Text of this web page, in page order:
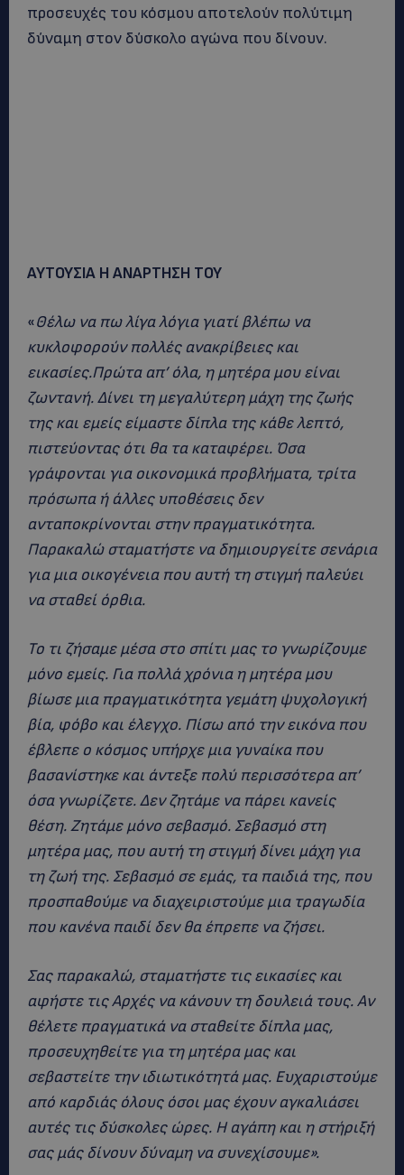
προσευχές του κόσμου αποτελούν πολύτιμη
δύναμη στον δύσκολο αγώνα που δίνουν.
ΑΥΤΟΥΣΙΑ Η ΑΝΑΡΤΗΣΗ ΤΟΥ
«Θέλω να πω λίγα λόγια γιατί βλέπω να
κυκλοφορούν πολλές ανακρίβειες και
εικασίες.Πρώτα απ’ όλα, η μητέρα μου είναι
ζωντανή. Δίνει τη μεγαλύτερη μάχη της ζωής
της και εμείς είμαστε δίπλα της κάθε λεπτό,
πιστεύοντας ότι θα τα καταφέρει. Όσα
γράφονται για οικονομικά προβλήματα, τρίτα
πρόσωπα ή άλλες υποθέσεις δεν
ανταποκρίνονται στην πραγματικότητα.
Παρακαλώ σταματήστε να δημιουργείτε σενάρια
για μια οικογένεια που αυτή τη στιγμή παλεύει
να σταθεί όρθια.
Το τι ζήσαμε μέσα στο σπίτι μας το γνωρίζουμε
μόνο εμείς. Για πολλά χρόνια η μητέρα μου
βίωσε μια πραγματικότητα γεμάτη ψυχολογική
βία, φόβο και έλεγχο. Πίσω από την εικόνα που
έβλεπε ο κόσμος υπήρχε μια γυναίκα που
βασανίστηκε και άντεξε πολύ περισσότερα απ’
όσα γνωρίζετε. Δεν ζητάμε να πάρει κανείς
θέση. Ζητάμε μόνο σεβασμό. Σεβασμό στη
μητέρα μας, που αυτή τη στιγμή δίνει μάχη για
τη ζωή της. Σεβασμό σε εμάς, τα παιδιά της, που
προσπαθούμε να διαχειριστούμε μια τραγωδία
που κανένα παιδί δεν θα έπρεπε να ζήσει.
Σας παρακαλώ, σταματήστε τις εικασίες και
αφήστε τις Αρχές να κάνουν τη δουλειά τους. Αν
θέλετε πραγματικά να σταθείτε δίπλα μας,
προσευχηθείτε για τη μητέρα μας και
σεβαστείτε την ιδιωτικότητά μας. Ευχαριστούμε
από καρδιάς όλους όσοι μας έχουν αγκαλιάσει
αυτές τις δύσκολες ώρες. Η αγάπη και η στήριξή
σας μάς δίνουν δύναμη να συνεχίσουμε».